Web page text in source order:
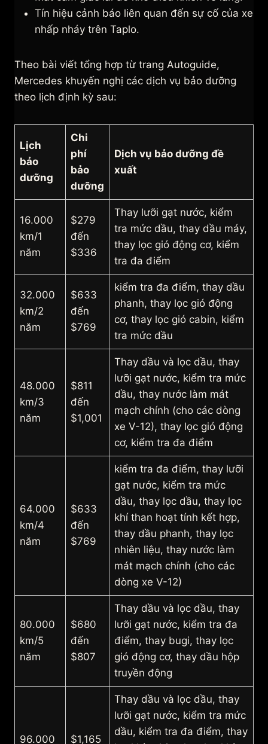
Tín hiệu cảnh báo liên quan đến sự cố của xe
nhấp nháy trên Taplo.
Theo bài viết tổng hợp từ trang Autoguide,
Mercedes khuyến nghị các dịch vụ bảo dưỡng
theo lịch định kỳ sau:
Lịch
bảo
dưỡng
Chi
phí
bảo
dưỡng
Dịch vụ bảo dưỡng đề
xuất
16.000
km/1
năm
$279
đến
$336
Thay lưỡi gạt nước, kiểm
tra mức dầu, thay dầu máy,
thay lọc gió động cơ, kiểm
tra đa điểm
32.000
km/2
năm
$633
đến
$769
kiểm tra đa điểm, thay dầu
phanh, thay lọc gió động
cơ, thay lọc gió cabin, kiểm
tra mức dầu
48.000
km/3
năm
$811
đến
$1,001
Thay dầu và lọc dầu, thay
lưỡi gạt nước, kiểm tra mức
dầu, thay nước làm mát
mạch chính (cho các dòng
xe V-12), thay lọc gió động
cơ, kiểm tra đa điểm
64.000
km/4
năm
$633
đến
$769
kiểm tra đa điểm, thay lưỡi
gạt nước, kiểm tra mức
dầu, thay lọc dầu, thay lọc
khí than hoạt tính kết hợp,
thay dầu phanh, thay lọc
nhiên liệu, thay nước làm
mát mạch chính (cho các
dòng xe V-12)
80.000
km/5
năm
$680
đến
$807
Thay dầu và lọc dầu, thay
lưỡi gạt nước, kiểm tra đa
điểm, thay bugi, thay lọc
gió động cơ, thay dầu hộp
truyền động
96.000 $1,165
Thay dầu và lọc dầu, thay
lưỡi gạt nước, kiểm tra mức
dầu, kiểm tra đa điểm, thay